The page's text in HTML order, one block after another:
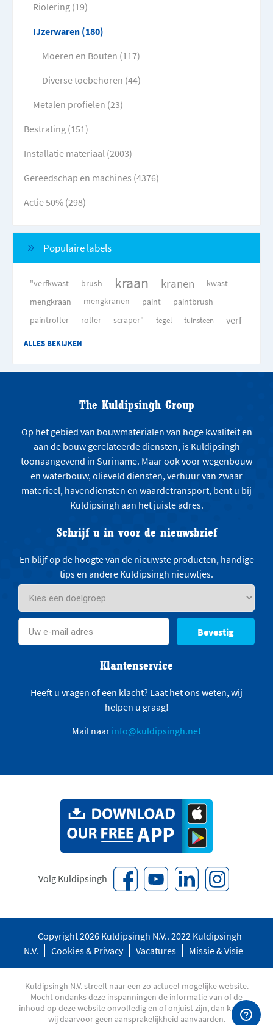
Riolering (19)
IJzerwaren (180)
Moeren en Bouten (117)
Diverse toebehoren (44)
Metalen profielen (23)
Bestrating (151)
Installatie materiaal (2003)
Gereedschap en machines (4376)
Actie 50% (298)
Populaire labels
"verfkwast brush kraan kranen
kwast
mengkraan
mengkranen paint
paintbrush
paintroller
roller scraper" tegel tuinsteen verf
ALLES BEKIJKEN
The Kuldipsingh Group
Op het gebied van bouwmaterialen van hoge kwaliteit en
aan de bouw gerelateerde diensten, is Kuldipsingh
toonaangevend in Suriname. Maar ook voor wegenbouw
en waterbouw, olieveld diensten, verhuur van zwaar
materieel, havendiensten en waardetransport, bent u bij
Kuldipsingh aan het juiste adres.
Schrijf u in voor de nieuwsbrief
En blijf op de hoogte van de nieuwste producten, handige
tips en andere Kuldipsingh nieuwtjes.
Bevestig
Klantenservice
Heeft u vragen of een klacht? Laat het ons weten, wij
helpen u graag!
Mail naar info@kuldipsingh.net
Volg Kuldipsingh
Copyright 2026 Kuldipsingh N.V.. 2022 Kuldipsingh
N.V.
Cookies & Privacy Vacatures Missie & Visie
Kuldipsingh N.V. streeft naar een zo actueel mogelijke website.
Mocht ondanks deze inspanningen de informatie van of de
inhoud op deze website onvolledig en of onjuist zijn, dan kunnen
wij daarvoor geen aansprakelijkheid aanvaarden.